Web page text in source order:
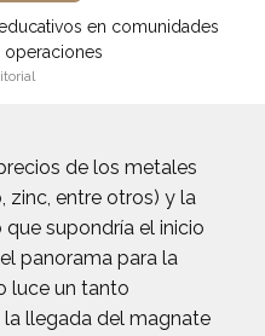
en comunidades
operaciones
de los metales
zinc, entre otros) y la
supondría el inicio
panorama para la
luce un tanto
la llegada del magnate